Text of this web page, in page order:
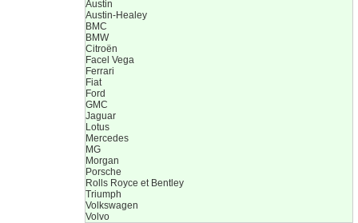
Austin
Austin-Healey
BMC
BMW
Citroën
Facel Vega
Ferrari
Fiat
Ford
GMC
Jaguar
Lotus
Mercedes
MG
Morgan
Porsche
Rolls Royce et Bentley
Triumph
Volkswagen
Volvo